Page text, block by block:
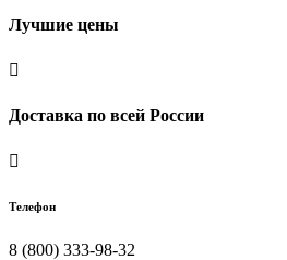
Лучшие цены

Доставка по всей России

Телефон
8 (800) 333-98-32